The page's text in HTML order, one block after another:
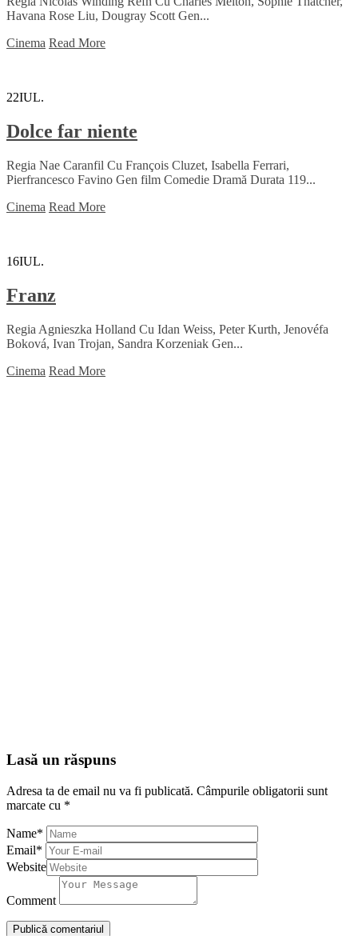
Havana Rose Liu, Dougray Scott Gen...
Cinema Read More
22IUL.
Dolce far niente
Regia Nae Caranfil Cu François Cluzet, Isabella Ferrari,
Pierfrancesco Favino Gen film Comedie Dramă Durata 119...
Cinema Read More
16IUL.
Franz
Regia Agnieszka Holland Cu Idan Weiss, Peter Kurth, Jenovéfa
Boková, Ivan Trojan, Sandra Korzeniak Gen...
Cinema Read More
Lasă un răspuns
Adresa ta de email nu va fi publicată. Câmpurile obligatorii sunt
marcate cu *
Name*
Email*
Website
Comment